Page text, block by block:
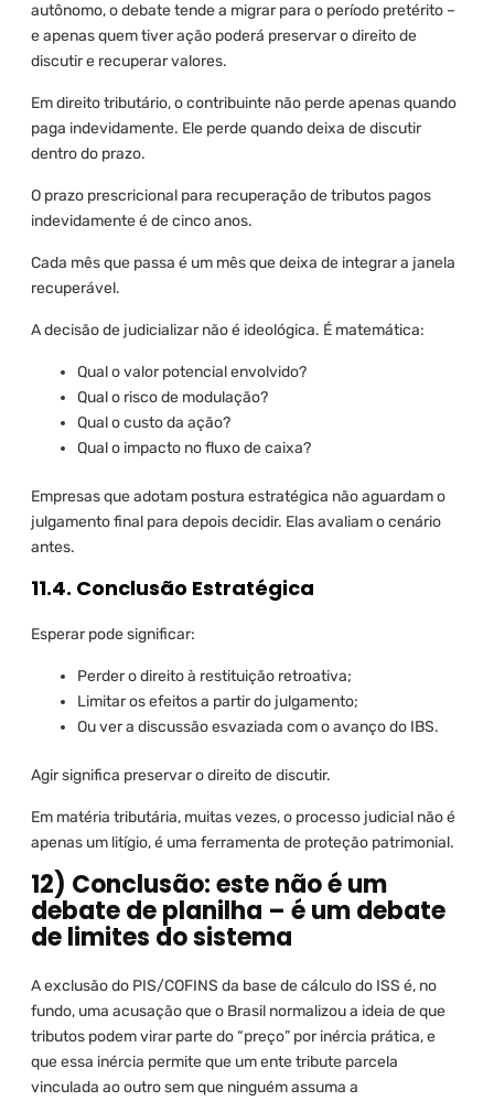
autônomo, o debate tende a migrar para o período pretérito –
e apenas quem tiver ação poderá preservar o direito de
discutir e recuperar valores.
Em direito tributário, o contribuinte não perde apenas quando
paga indevidamente. Ele perde quando deixa de discutir
dentro do prazo.
O prazo prescricional para recuperação de tributos pagos
indevidamente é de cinco anos.
Cada mês que passa é um mês que deixa de integrar a janela
recuperável.
A decisão de judicializar não é ideológica. É matemática:
Qual o valor potencial envolvido?
Qual o risco de modulação?
Qual o custo da ação?
Qual o impacto no fluxo de caixa?
Empresas que adotam postura estratégica não aguardam o
julgamento final para depois decidir. Elas avaliam o cenário
antes.
11.4. Conclusão Estratégica
Esperar pode significar:
Perder o direito à restituição retroativa;
Limitar os efeitos a partir do julgamento;
Ou ver a discussão esvaziada com o avanço do IBS.
Agir significa preservar o direito de discutir.
Em matéria tributária, muitas vezes, o processo judicial não é
apenas um litígio, é uma ferramenta de proteção patrimonial.
12) Conclusão: este não é um
debate de planilha – é um debate
de limites do sistema
A exclusão do PIS/COFINS da base de cálculo do ISS é, no
fundo, uma acusação que o Brasil normalizou a ideia de que
tributos podem virar parte do “preço” por inércia prática, e
que essa inércia permite que um ente tribute parcela
vinculada ao outro sem que ninguém assuma a